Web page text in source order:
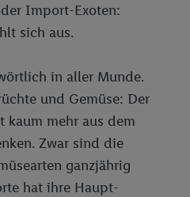
Import-Exoten:
sich aus.
in aller Munde.
und Gemüse: Der
kaum mehr aus dem
Zwar sind die
ganzjährig
hat ihre Haupt-